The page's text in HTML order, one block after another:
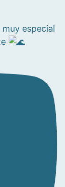
muy especial